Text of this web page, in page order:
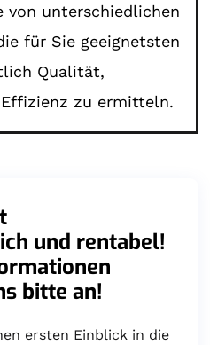
von unterschiedlichen
für Sie geeignetsten
Qualität,
zu ermitteln.
und rentabel!
bitte an!
ersten Einblick in die